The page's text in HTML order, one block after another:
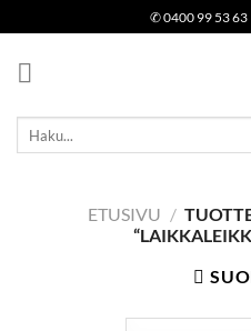
to
content
✆0400 99 53 63
Etsi:
ETUSIVU /